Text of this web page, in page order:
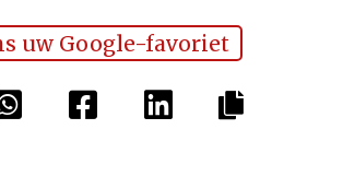
uw Google-favoriet